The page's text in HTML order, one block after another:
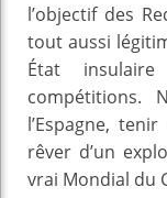
l’objectif des
tout aussi
État
compétitions.
l’Espagne,
rêver d’un
vrai Mondial du